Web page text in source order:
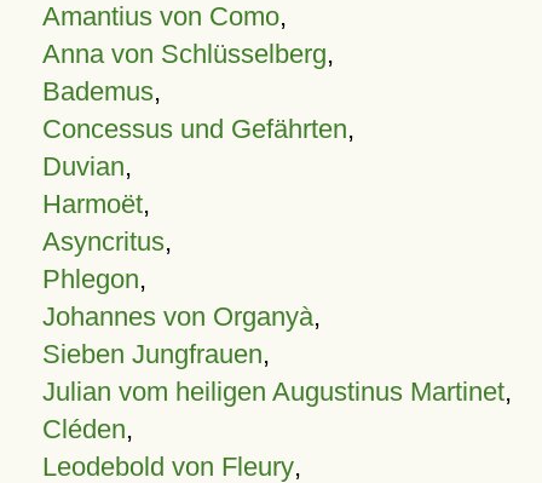
Amantius von Como,
Anna von Schlüsselberg,
Bademus,
Concessus und Gefährten,
Duvian,
Harmoët,
Asyncritus,
Phlegon,
Johannes von Organyà,
Sieben Jungfrauen,
Julian vom heiligen Augustinus Martinet,
Cléden,
Leodebold von Fleury,